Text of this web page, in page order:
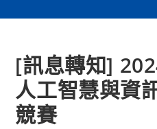
[訊息轉知]
人工智慧與資
競賽